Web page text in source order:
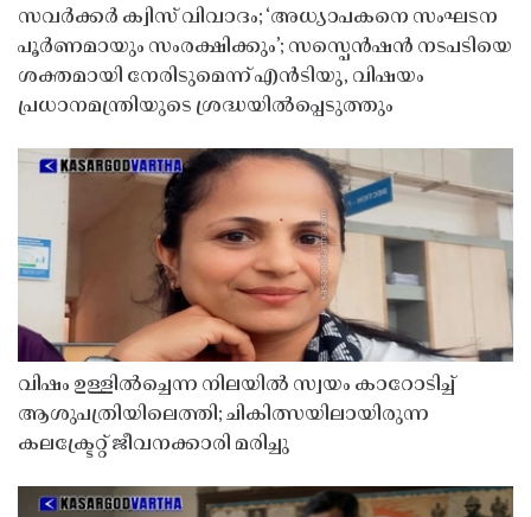
സവർക്കർ ക്വിസ് വിവാദം; ‘അധ്യാപകനെ സംഘടന
പൂർണമായും സംരക്ഷിക്കും’; സസ്പെൻഷൻ നടപടിയെ
ശക്തമായി നേരിടുമെന്ന് എൻടിയു, വിഷയം
പ്രധാനമന്ത്രിയുടെ ശ്രദ്ധയിൽപ്പെടുത്തും
വിഷം ഉള്ളിൽച്ചെന്ന നിലയിൽ സ്വയം കാറോടിച്ച്
ആശുപത്രിയിലെത്തി; ചികിത്സയിലായിരുന്ന
കലക്ട്രേറ്റ് ജീവനക്കാരി മരിച്ചു